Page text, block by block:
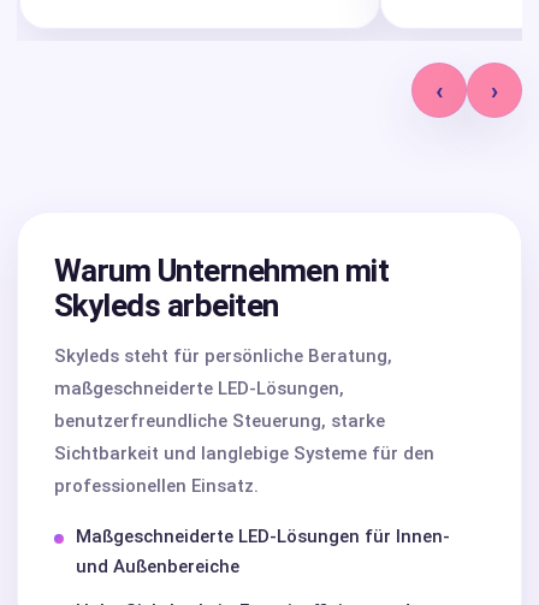
‹ ›
Warum Unternehmen mit
Skyleds arbeiten
Skyleds steht für persönliche Beratung,
maßgeschneiderte LED-Lösungen,
benutzerfreundliche Steuerung, starke
Sichtbarkeit und langlebige Systeme für den
professionellen Einsatz.
Maßgeschneiderte LED-Lösungen für Innen-
und Außenbereiche